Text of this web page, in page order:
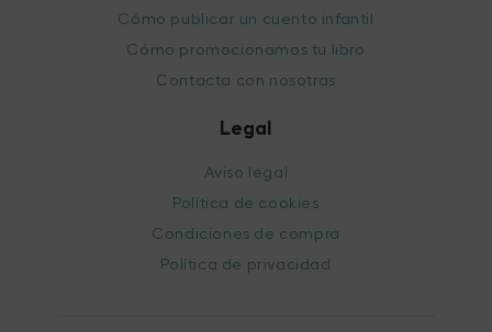
Cómo publicar un cuento infantil
Cómo promocionamos tu libro
Contacta con nosotras
Legal
Aviso legal
Política de cookies
Condiciones de compra
Política de privacidad